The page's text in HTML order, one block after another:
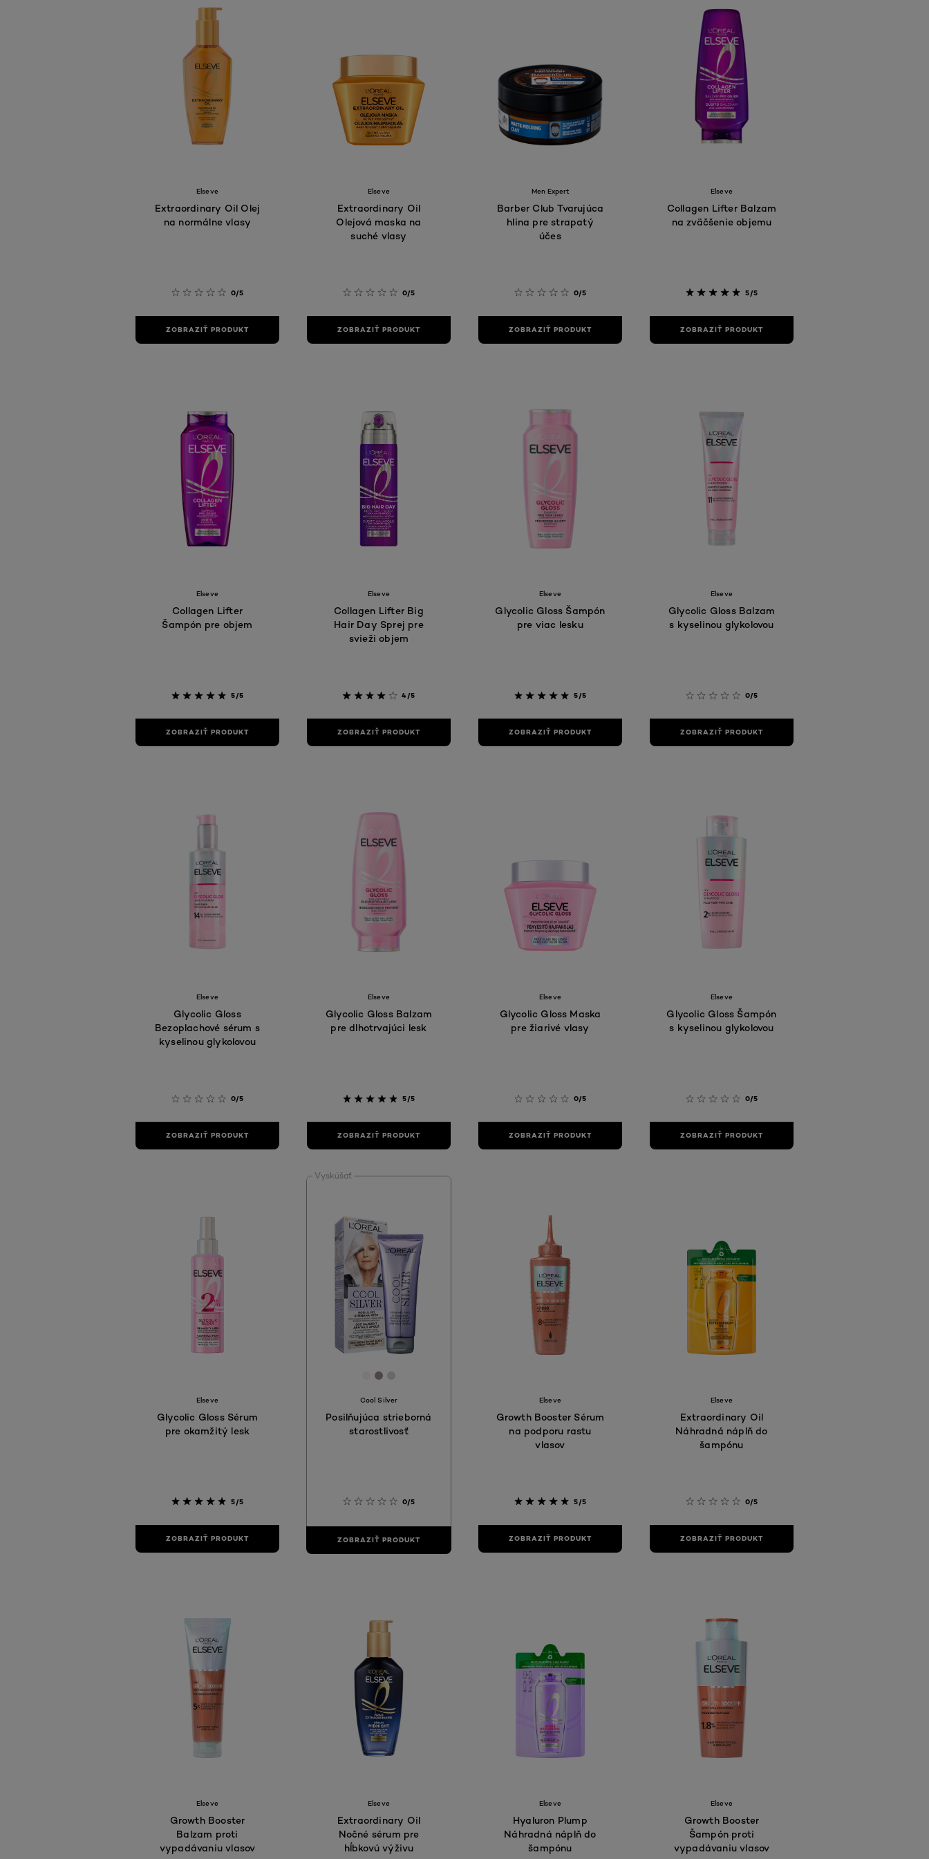
Elseve
Extraordinary Oil Olej
na normálne vlasy
0/5
ZOBRAZIŤ PRODUKT
Elseve
Extraordinary Oil
Olejová maska na
suché vlasy
0/5
ZOBRAZIŤ PRODUKT
Men Expert
Barber Club Tvarujúca
hlina pre strapatý
účes
0/5
ZOBRAZIŤ PRODUKT
Elseve
Collagen Lifter Balzam
na zväčšenie objemu
5/5
ZOBRAZIŤ PRODUKT
Elseve
Collagen Lifter
Šampón pre objem
5/5
ZOBRAZIŤ PRODUKT
Elseve
Collagen Lifter Big
Hair Day Sprej pre
svieži objem
4/5
ZOBRAZIŤ PRODUKT
Elseve
Glycolic Gloss Šampón
pre viac lesku
5/5
ZOBRAZIŤ PRODUKT
Elseve
Glycolic Gloss Balzam
s kyselinou glykolovou
0/5
ZOBRAZIŤ PRODUKT
Elseve
Glycolic Gloss
Bezoplachové sérum s
kyselinou glykolovou
0/5
ZOBRAZIŤ PRODUKT
Elseve
Glycolic Gloss Balzam
pre dlhotrvajúci lesk
5/5
ZOBRAZIŤ PRODUKT
Elseve
Glycolic Gloss Maska
pre žiarivé vlasy
0/5
ZOBRAZIŤ PRODUKT
Elseve
Glycolic Gloss Šampón
s kyselinou glykolovou
0/5
ZOBRAZIŤ PRODUKT
Elseve
Glycolic Gloss Sérum
pre okamžitý lesk
5/5
ZOBRAZIŤ PRODUKT
Vyskúšať
[Color]: #F2F0F3
[Color]: #9C8B8A
[Color]: #D9CDCC
Cool Silver
Posilňujúca strieborná
starostlivosť
0/5
ZOBRAZIŤ PRODUKT
Elseve
Growth Booster Sérum
na podporu rastu
vlasov
5/5
ZOBRAZIŤ PRODUKT
Elseve
Extraordinary Oil
Náhradná náplň do
šampónu
0/5
ZOBRAZIŤ PRODUKT
Elseve
Growth Booster
Balzam proti
vypadávaniu vlasov
Elseve
Extraordinary Oil
Nočné sérum pre
hĺbkovú výživu
Elseve
Hyaluron Plump
Náhradná náplň do
šampónu
Elseve
Growth Booster
Šampón proti
vypadávaniu vlasov